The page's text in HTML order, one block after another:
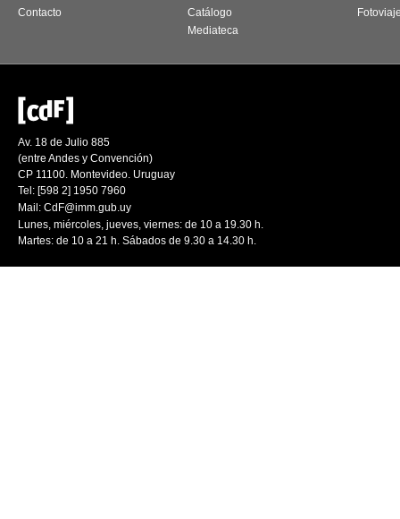
Contacto
Catálogo
Mediateca
Av. 18 de Julio 885
(entre Andes y Convención)
CP 11100. Montevideo. Uruguay
Tel: [598 2] 1950 7960
Mail: CdF@imm.gub.uy
Lunes, miércoles, jueves, viernes: de 10 a 19.30 h.
Martes: de 10 a 21 h. Sábados de 9.30 a 14.30 h.